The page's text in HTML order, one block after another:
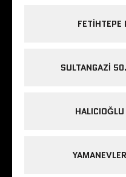
FETIHTEPE
SULTANGAZI